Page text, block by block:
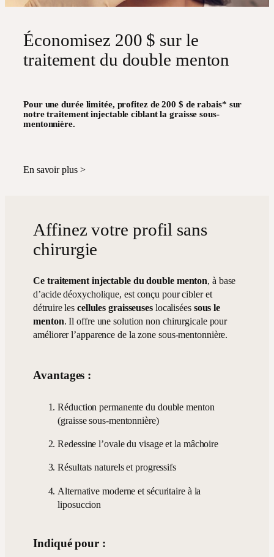
Économisez 200 $ sur le
traitement du double menton
Pour une durée limitée, profitez de 200 $ de rabais* sur
notre traitement injectable ciblant la graisse sous-
mentonnière.
En savoir plus >
Affinez votre profil sans
chirurgie
Ce traitement injectable du double menton, à base
d’acide déoxycholique, est conçu pour cibler et
détruire les cellules graisseuses localisées sous le
menton. Il offre une solution non chirurgicale pour
améliorer l’apparence de la zone sous-mentonnière.
Avantages :
Réduction permanente du double menton
(graisse sous-mentonnière)
Redessine l’ovale du visage et la mâchoire
Résultats naturels et progressifs
Alternative moderne et sécuritaire à la
liposuccion
Indiqué pour :